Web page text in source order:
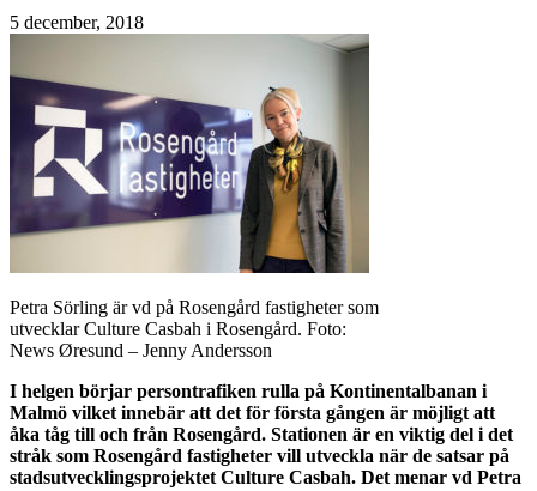
5 december, 2018
Petra Sörling är vd på Rosengård fastigheter som
utvecklar Culture Casbah i Rosengård. Foto:
News Øresund – Jenny Andersson
I helgen börjar persontrafiken rulla på Kontinentalbanan i
Malmö vilket innebär att det för första gången är möjligt att
åka tåg till och från Rosengård. Stationen är en viktig del i det
stråk som Rosengård fastigheter vill utveckla när de satsar på
stadsutvecklingsprojektet Culture Casbah. Det menar vd Petra